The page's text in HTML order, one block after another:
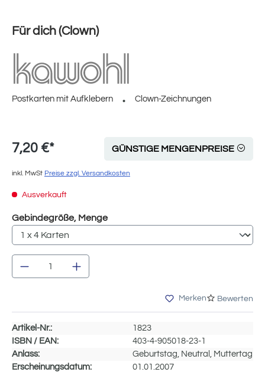
Für dich (Clown)
Postkarten mit Aufklebern Clown-Zeichnungen
7,20 €* GÜNSTIGE MENGENPREISE
inkl. MwSt Preise zzgl. Versandkosten
Ausverkauft
Gebindegröße, Mengeauswählen
Produkt Anzahl: Gib den gewünschten
Merken Bewerten
Artikel-Nr.:
1823
ISBN / EAN:
403-4-905018-23-1
Anlass:
Geburtstag, Neutral, Muttertag
Erscheinungsdatum:
01.01.2007